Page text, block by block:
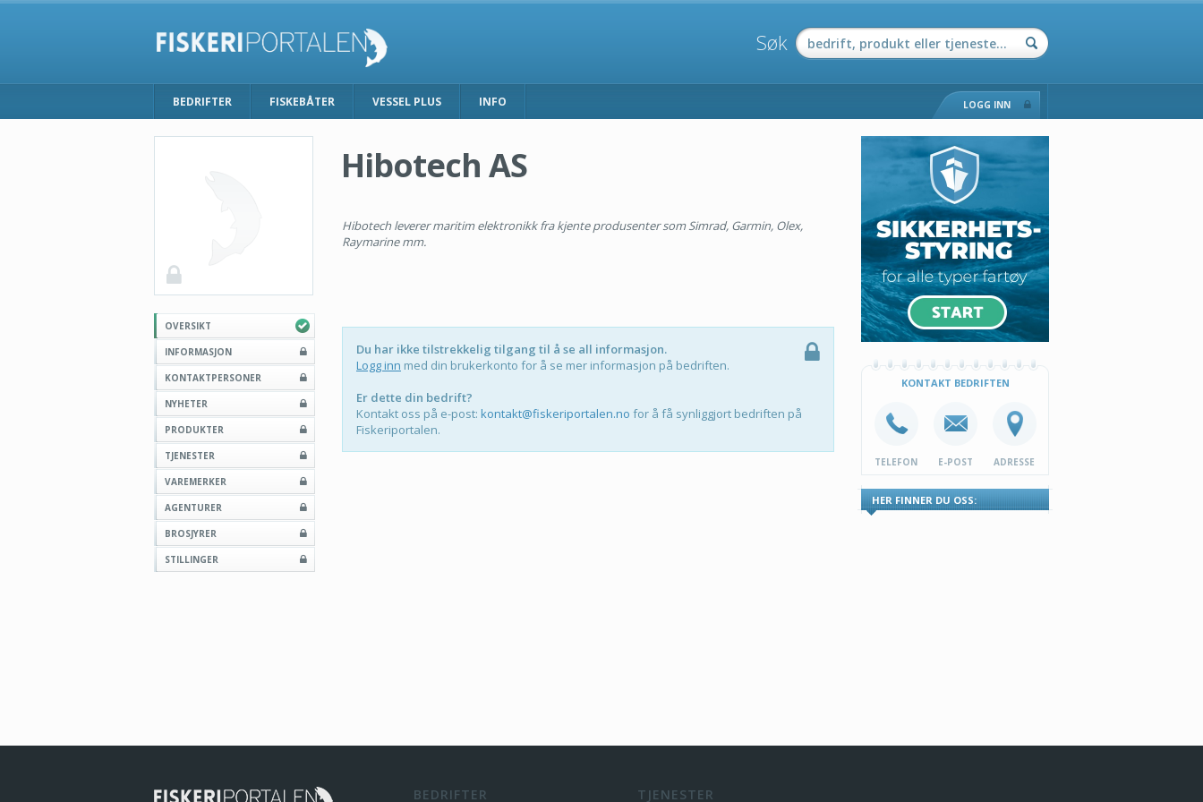
Søk
BEDRIFTER FISKEBÅTER VESSEL PLUS INFO LOGG INN
OVERSIKT
INFORMASJON
KONTAKTPERSONER
NYHETER
PRODUKTER
TJENESTER
VAREMERKER
AGENTURER
BROSJYRER
STILLINGER
Hibotech AS
Hibotech leverer maritim elektronikk fra kjente produsenter som Simrad, Garmin, Olex,
Raymarine mm.
Du har ikke tilstrekkelig tilgang til å se all informasjon.
Logg inn med din brukerkonto for å se mer informasjon på bedriften.
Er dette din bedrift?
Kontakt oss på e-post: kontakt@fiskeriportalen.no for å få synliggjort bedriften på
Fiskeriportalen.
KONTAKT BEDRIFTEN
TELEFON E-POST ADRESSE
HER FINNER DU OSS:
BEDRIFTER TJENESTER